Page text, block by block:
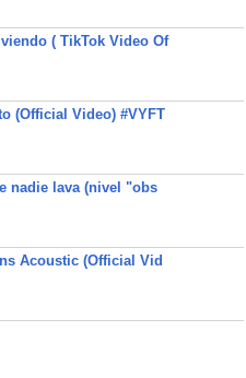
( TikTok Video Of
(Official Video) #VYFT
nadie lava (nivel "obs
Acoustic (Official Vid